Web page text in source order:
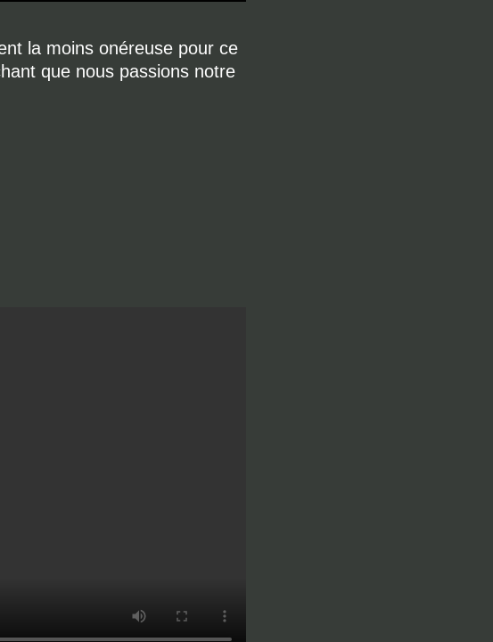
la moins onéreuse pour ce
que nous passions notre